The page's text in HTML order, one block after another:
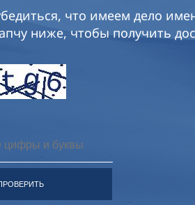
что имеем дело
ниже, чтобы получить